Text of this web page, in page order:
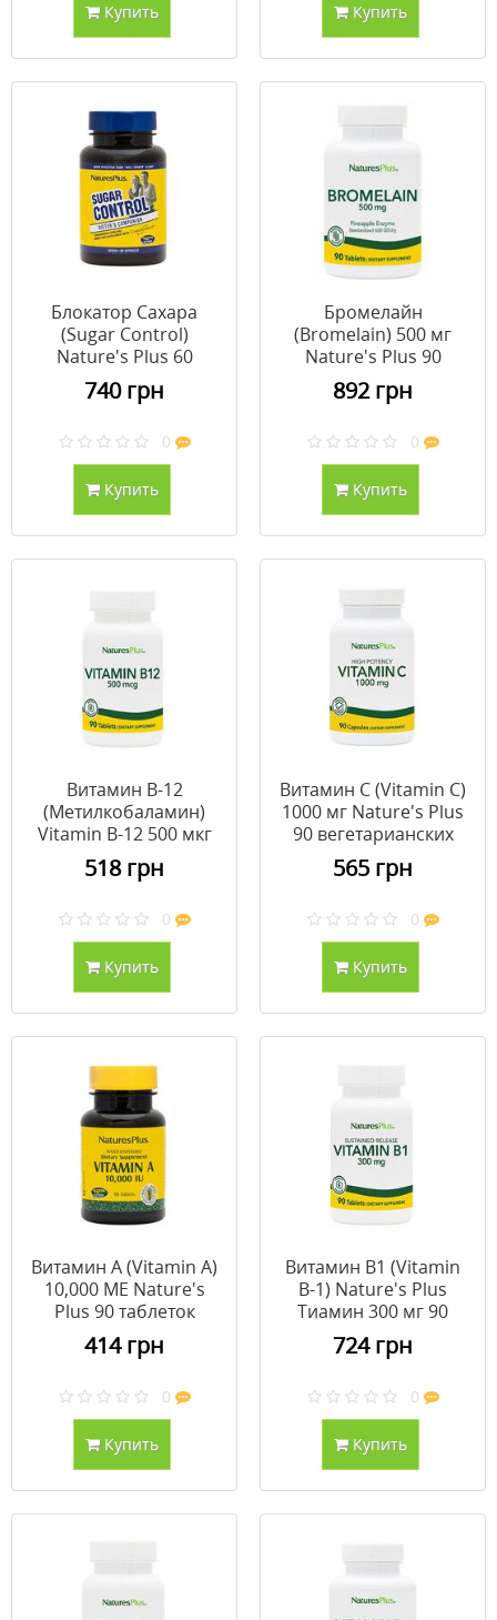
Купить Купить
Блокатор Сахара
(Sugar Control)
Nature's Plus 60
гелевых капсул
740 грн
0
Купить
Бромелайн
(Bromelain) 500 мг
Nature's Plus 90
таблеток
892 грн
0
Купить
Витамин B-12
(Метилкобаламин)
Vitamin B-12 500 мкг
Nature's Plus 90
таблеток
518 грн
0
Купить
Витамин C (Vitamin C)
1000 мг Nature's Plus
90 вегетарианских
капсул
565 грн
0
Купить
Витамин А (Vitamin A)
10,000 МЕ Nature's
Plus 90 таблеток
414 грн
0
Купить
Витамин В1 (Vitamin
B-1) Nature's Plus
Тиамин 300 мг 90
таблеток
724 грн
0
Купить